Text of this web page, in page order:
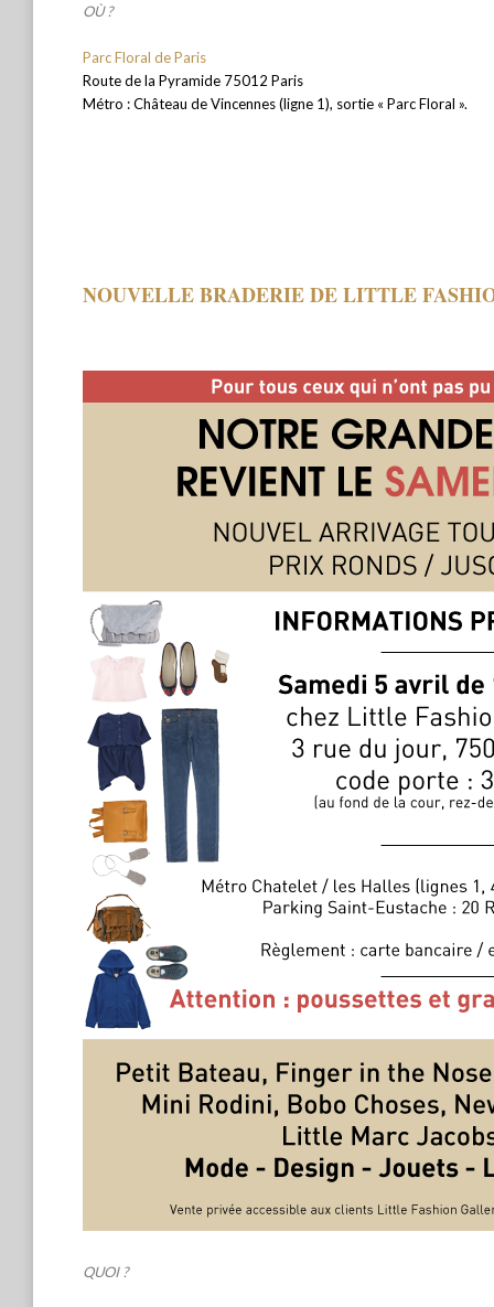
OÙ ?
Parc Floral de Paris
Route de la Pyramide 75012 Paris
Métro : Château de Vincennes (ligne 1), sortie « Parc Floral ».
NOUVELLE BRADERIE DE LITTLE
QUOI ?